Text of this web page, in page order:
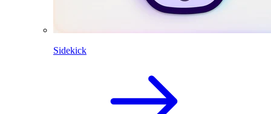
Sidekick